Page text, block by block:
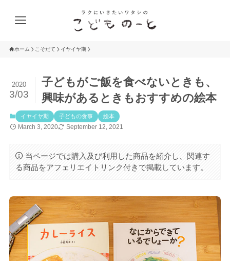
ホーム こそだて イヤイヤ期
子どもがご飯を食べないときも、
興味があるときもおすすめの絵本
2020
3/03
イヤイヤ期 子どもの食事 絵本
March 3, 2020 September 12, 2021
当ページでは購入及び利用した商品を紹介し、関連す
る商品をアフェリエイトリンク付きで掲載しています。